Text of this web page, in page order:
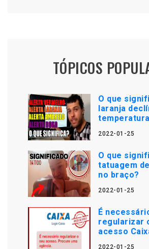
TÓPICOS
O que
laranja
2022-01-25
O que
tatuagem
no braço?
2022-01-25
É
regularizar
acesso
2022-01-25